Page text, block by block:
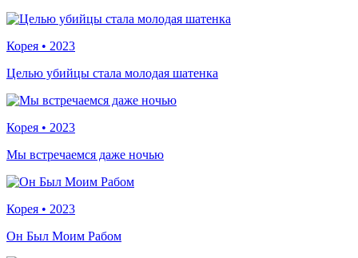
Корея • 2023
Целью убийцы стала молодая шатенка
Корея • 2023
Мы встречаемся даже ночью
Корея • 2023
Он Был Моим Рабом